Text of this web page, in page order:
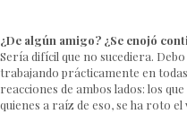
¿De algún amigo? ¿Se enojó
Sería difícil que no sucediera.
trabajando prácticamente en
reacciones de ambos lados: los
quienes a raíz de eso, se ha roto